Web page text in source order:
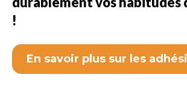
!
En savoir plus sur les